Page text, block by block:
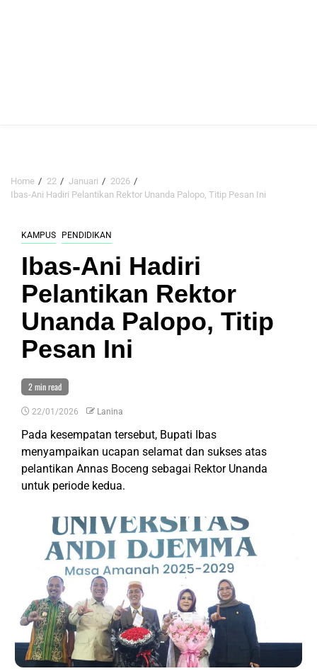
Home 22 Januari
2026
Ibas-Ani Hadiri Pelantikan Rektor Unanda Palopo, Titip Pesan Ini
KAMPUS PENDIDIKAN
Ibas-Ani Hadiri
Pelantikan Rektor
Unanda Palopo, Titip
Pesan Ini
2 min read
22/01/2026 Lanina
Pada kesempatan tersebut, Bupati Ibas
menyampaikan ucapan selamat dan sukses atas
pelantikan Annas Boceng sebagai Rektor Unanda
untuk periode kedua.